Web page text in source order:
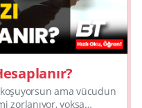
ama vücudun
zorlanıyor, yoksa